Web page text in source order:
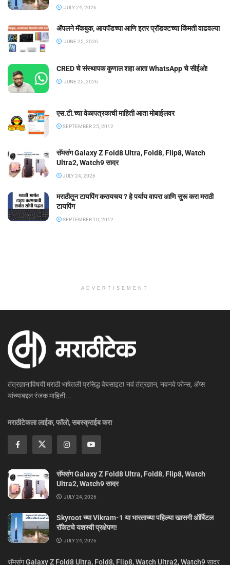
JULY 24, 2026
ॲपलने मॅकबुक, आयपॅडच्या आणि इतर प्रॉडक्टच्या किंमती वाढवल्या
JUNE 25, 2026
CRED चे संस्थापक कुणाल शहा आता WhatsApp चे सीईओ!
JUNE 25, 2026
एस.टी.च्या वेळापत्रकाची माहिती आता मोबाईलवर
SEPTEMBER 25, 2012
सॅमसंग Galaxy Z Fold8 Ultra, Fold8, Flip8, Watch
Ultra2, Watch9 सादर
JULY 24, 2026
मराठीतून टायपिंग करायचय ? हे पर्याय वापरा आणि सुरू करा मराठी
टायपिंग
SEPTEMBER 10, 2012
ADVERTISEMENT
तंत्रज्ञानाविषयी मराठी भाषेतली प्रसिद्ध वेबसाइट! नवं तंत्रज्ञान, नवनवे फोन्स, ॲप्स
यांच्याबद्दल रंजक माहिती...
मराठीटेकला लाईक, फॉलो, सबस्क्राईब करा
सॅमसंग Galaxy Z Fold8 Ultra, Fold8, Flip8, Watch
Ultra2, Watch9 सादर
JULY 24, 2026
Skyroot च्या Vikram-1 या भारताच्या पहिल्या खासगी ऑर्बिटल
रॉकेटचे यशस्वी प्रक्षेपण!
JULY 24, 2026
सॅमसंग Galaxy Z Fold8 Ultra, Fold8, Flip8, Watch Ultra2, Watch9 सादर